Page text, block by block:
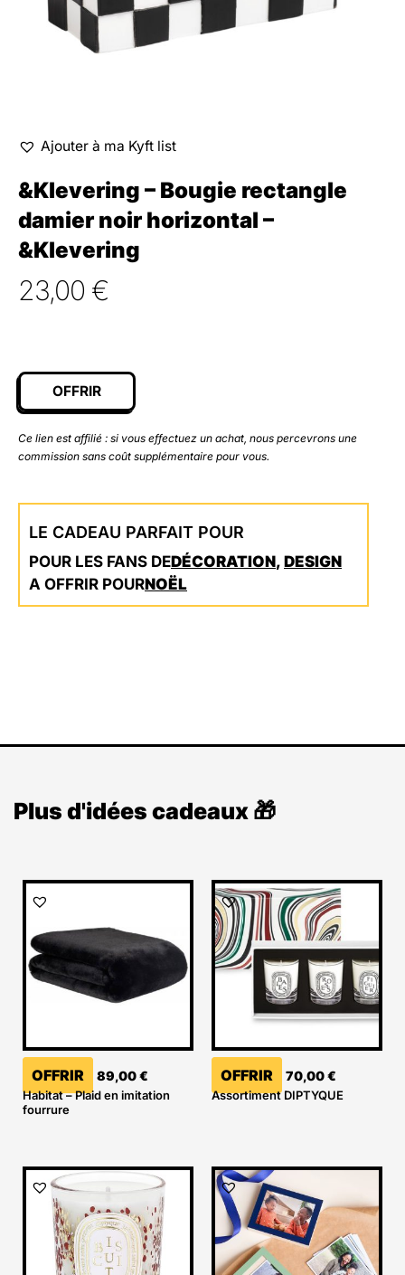
Ajouter à ma Kyft list
&Klevering – Bougie rectangle
damier noir horizontal –
&Klevering
23,00 €
OFFRIR
Ce lien est affilié : si vous effectuez un achat, nous percevrons une
commission sans coût supplémentaire pour vous.
LE CADEAU PARFAIT POUR
POUR LES FANS DEDÉCORATION, DESIGN
A OFFRIR POURNOËL
Plus d'idées cadeaux 🎁
OFFRIR 89,00€
Habitat – Plaid en imitation
fourrure
OFFRIR 70,00€
Assortiment DIPTYQUE